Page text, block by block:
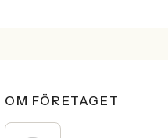
OM FÖRETAGET